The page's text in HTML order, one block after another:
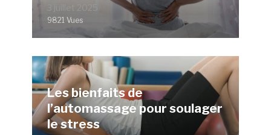
3 juillet 2025
9821 Vues
Les bienfaits de
l’automassage pour soulager
le stress